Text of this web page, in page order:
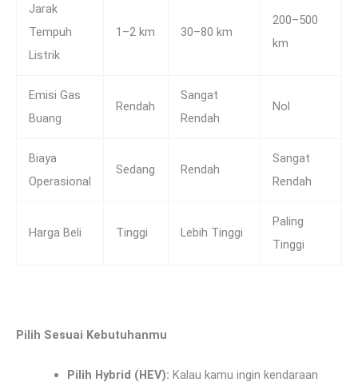
Jarak
Tempuh
Listrik
1–2 km 30–80 km
200–500
km
Emisi Gas
Buang
Rendah
Sangat
Rendah
Nol
Biaya
Operasional
Sedang Rendah
Sangat
Rendah
Harga Beli Tinggi Lebih Tinggi
Paling
Tinggi
Pilih Sesuai Kebutuhanmu
Pilih Hybrid (HEV): Kalau kamu ingin kendaraan